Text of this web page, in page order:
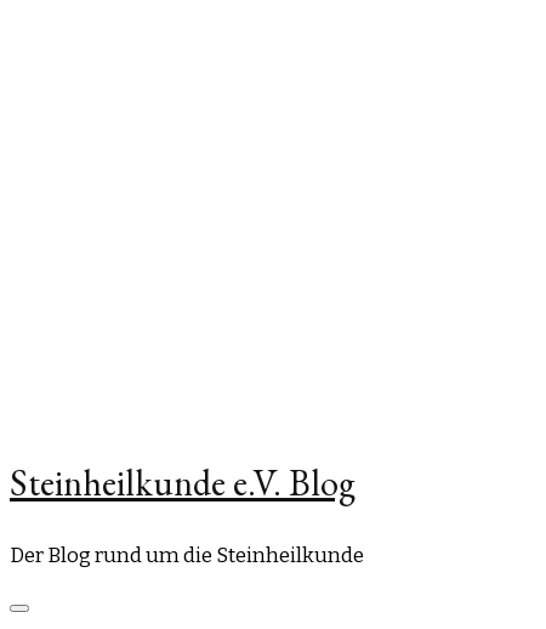
Steinheilkunde e.V. Blog
Der Blog rund um die Steinheilkunde